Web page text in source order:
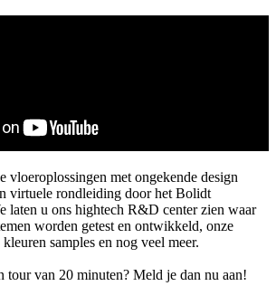
vloeroplossingen met ongekende design
virtuele rondleiding door het Bolidt
laten u ons hightech R&D center zien waar
worden getest en ontwikkeld, onze
samples en nog veel meer.
tour van 20 minuten? Meld je dan nu aan!